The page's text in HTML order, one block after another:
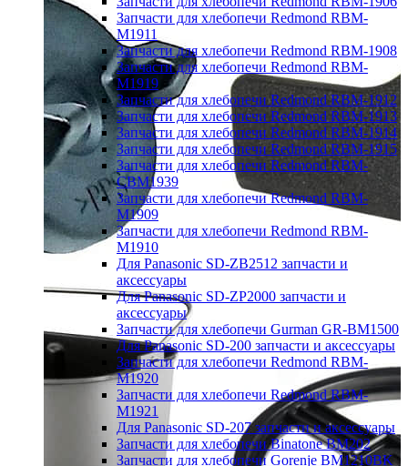
Запчасти для хлебопечи Redmond RBM-
M1911
Запчасти для хлебопечи Redmond RBM-1908
Запчасти для хлебопечи Redmond RBM-
M1919
Запчасти для хлебопечи Redmond RBM-1912
Запчасти для хлебопечи Redmond RBM-1913
Запчасти для хлебопечи Redmond RBM-1914
Запчасти для хлебопечи Redmond RBM-1915
Запчасти для хлебопечи Redmond RBM-
CBM1939
Запчасти для хлебопечи Redmond RBM-
M1909
Запчасти для хлебопечи Redmond RBM-
M1910
Для Panasonic SD-ZB2512 запчасти и
аксессуары
Для Panasonic SD-ZP2000 запчасти и
аксессуары
Запчасти для хлебопечи Gurman GR-BM1500
Для Panasonic SD-200 запчасти и аксессуары
Запчасти для хлебопечи Redmond RBM-
M1920
Запчасти для хлебопечи Redmond RBM-
M1921
Для Panasonic SD-207 запчасти и аксессуары
Запчасти для хлебопечи Binatone BM202
Запчасти для хлебопечи Gorenje BM1210BK